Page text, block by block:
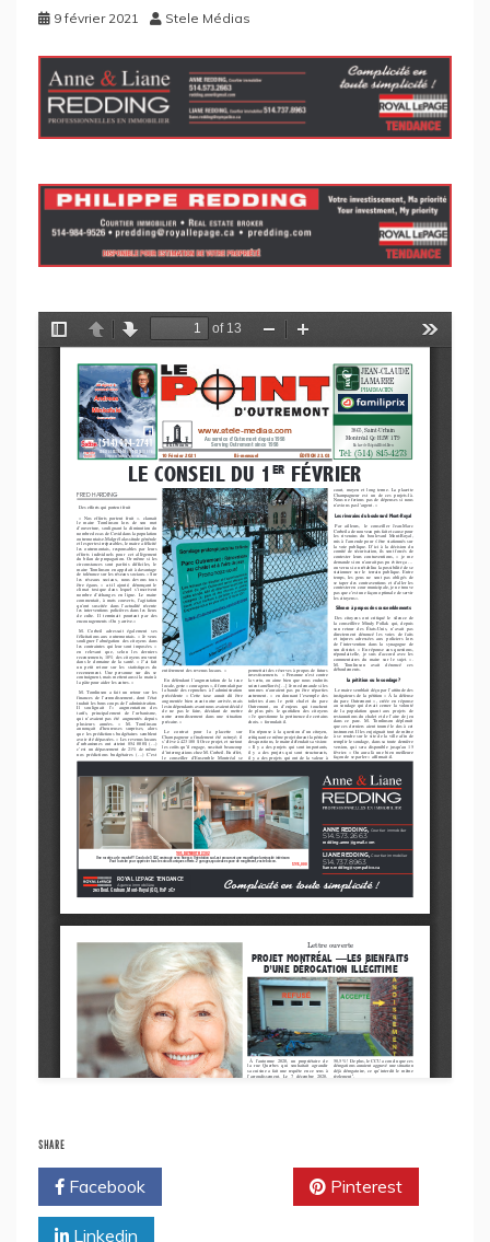
9 février 2021 Stele Médias
SHARE
Facebook Pinterest
Linkedin